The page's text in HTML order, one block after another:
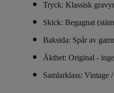
Tryck: Klassisk gravyr
Skick: Begagnat
Baksida: Spår av
Äkthet: Original -
Samlarklass: Vintage